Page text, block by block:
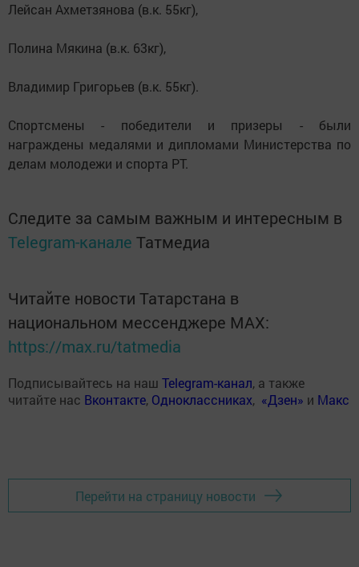
Лейсан Ахметзянова (в.к. 55кг),
Полина Мякина (в.к. 63кг),
Владимир Григорьев (в.к. 55кг).
Спортсмены - победители и призеры - были
награждены медалями и дипломами Министерства по
делам молодежи и спорта РТ.
Следите за самым важным и интересным в
Telegram-канале Татмедиа
Читайте новости Татарстана в
национальном мессенджере MАХ:
https://max.ru/tatmedia
Подписывайтесь на наш Telegram-канал, а также
читайте нас Вконтакте, Одноклассниках, «Дзен» и Макс
Перейти на страницу новости